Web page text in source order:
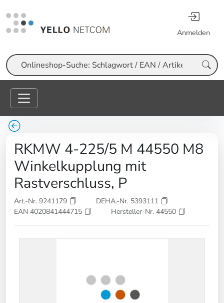
Anmelden
Suche
RKMW 4-225/5 M 44550 M8
Winkelkupplung mit
Rastverschluss, P
Art.-Nr. 9241179
DEHA.-Nr. 5393111
EAN 4020841444715
Hersteller-Nr. 44550